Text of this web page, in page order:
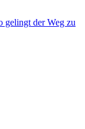
gelingt der Weg zu